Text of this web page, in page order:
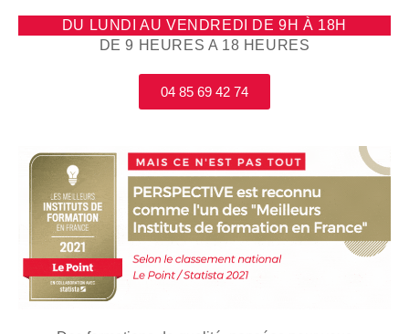
DU LUNDI AU VENDREDI DE 9H À 18H
DE 9 HEURES A 18 HEURES
04 85 69 42 74